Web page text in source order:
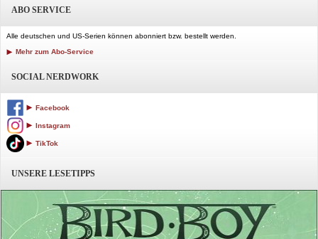
ABO SERVICE
Alle deutschen und US-Serien können abonniert bzw. bestellt werden.
Mehr zum Abo-Service
SOCIAL NERDWORK
Facebook
Instagram
TikTok
UNSERE LESETIPPS